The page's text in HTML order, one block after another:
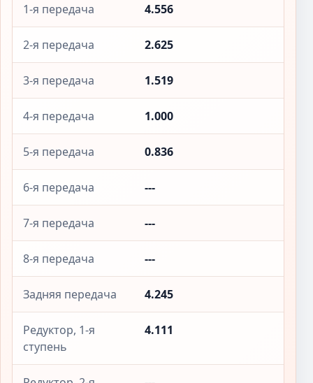
1-я передача 4.556
2-я передача 2.625
3-я передача 1.519
4-я передача 1.000
5-я передача 0.836
6-я передача ---
7-я передача ---
8-я передача ---
Задняя передача 4.245
Редуктор, 1-я
ступень
4.111